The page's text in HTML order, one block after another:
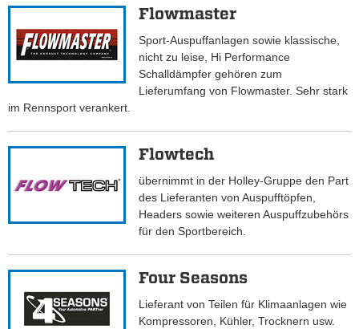
Flowmaster
Sport-Auspuffanlagen sowie klassische,
nicht zu leise, Hi Performance
Schalldämpfer gehören zum
Lieferumfang von Flowmaster. Sehr stark
im Rennsport verankert.
Flowtech
übernimmt in der Holley-Gruppe den Part
des Lieferanten von Auspufftöpfen,
Headers sowie weiteren Auspuffzubehörs
für den Sportbereich.
Four Seasons
Lieferant von Teilen für Klimaanlagen wie
Kompressoren, Kühler, Trocknern usw.